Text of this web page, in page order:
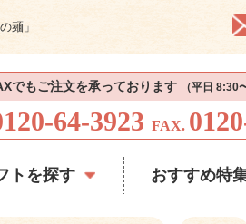
麺」
でもご注文を承っております （平日 8:30
64-3923 FAX.
トを探す おすすめ特